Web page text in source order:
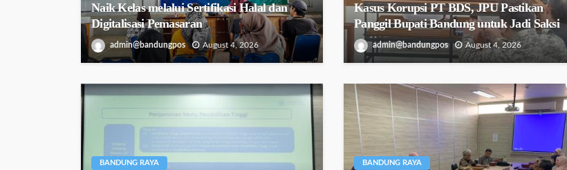
Naik Kelas melalui Sertifikasi Halal dan
Digitalisasi Pemasaran
admin@bandungpos August 4, 2026
Kasus Korupsi PT BDS, JPU Pastikan
Panggil Bupati Bandung untuk Jadi Saksi
admin@bandungpos August 4, 2026
BANDUNG RAYA BANDUNG RAYA